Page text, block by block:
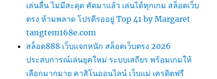
เล่นลื่น ไม่มีสะดุด คัดมาแล้ว เล่นได้ทุกเกม สล็อตเว็บ
ตรง ห้ามพลาด โปรดีรออยู่ Top 41 by Margaret
tangtem168e.com
สล็อต888 เว็บแจกหนัก สล็อตเว็บตรง 2026
ประสบการณ์เล่นยุคใหม่ ระบบเสถียร พร้อมเกมให้
เลือกมากมาย คาสิโนออนไลน์ เว็บแม่ เครดิตฟรี